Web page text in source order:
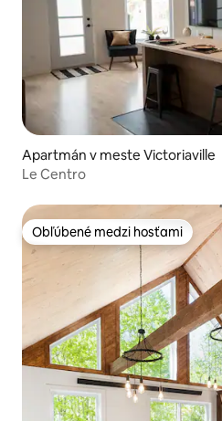
Apartmán v meste Victoriaville
Le Centro
Obľúbené medzi hosťami
Obľúbené medzi hosťami